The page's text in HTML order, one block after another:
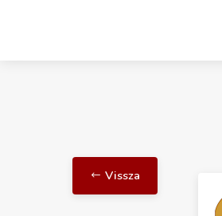
Vissza